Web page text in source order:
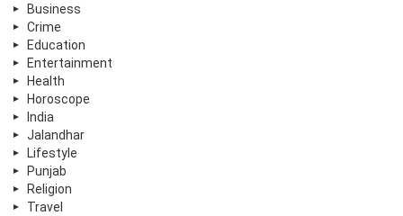
Business
Crime
Education
Entertainment
Health
Horoscope
India
Jalandhar
Lifestyle
Punjab
Religion
Travel